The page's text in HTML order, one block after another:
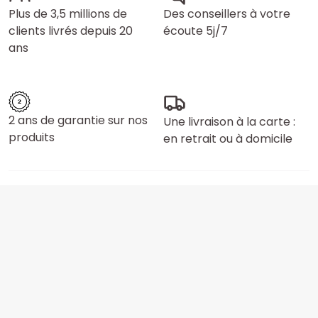
Plus de 3,5 millions de
clients livrés depuis 20
ans
Des conseillers à votre
écoute 5j/7
2 ans de garantie sur nos
produits
Une livraison à la carte :
en retrait ou à domicile